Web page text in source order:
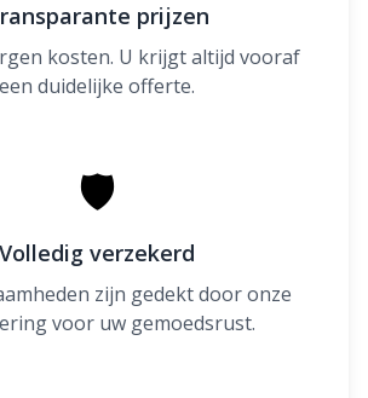
prijzen
kosten. U krijgt altijd vooraf
een duidelijke offerte.
🛡
Volledig verzekerd
zijn gedekt door onze
voor uw gemoedsrust.